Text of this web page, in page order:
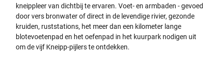
kneippleer van dichtbij te ervaren. Voet- en armbaden - gevoed
door vers bronwater of direct in de levendige rivier, gezonde
kruiden, ruststations, het meer dan een kilometer lange
blotevoetenpad en het oefenpad in het kuurpark nodigen uit
om de vijf Kneipp-pijlers te ontdekken.